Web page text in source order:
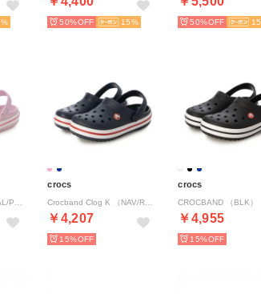
50% 15 50% 15
crocs
￥4,207
15%
crocs
CROCBAND （BLK）
￥4,955
15%